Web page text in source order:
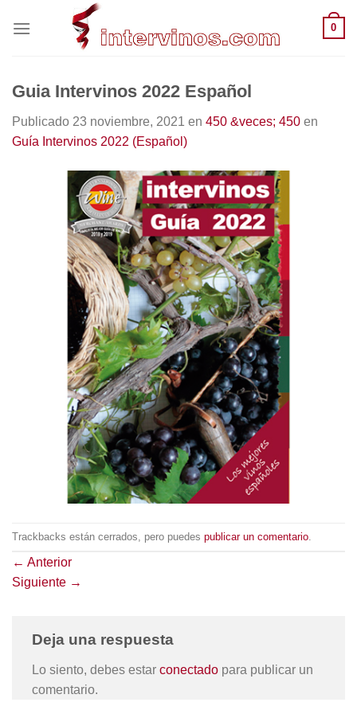
0
Guia Intervinos 2022 Español
Publicado 23 noviembre, 2021 en 450 &veces; 450 en
Guía Intervinos 2022 (Español)
Trackbacks están cerrados, pero puedes publicar un comentario
← Anterior
Siguiente →
Deja una respuesta
Lo siento, debes estar conectado para publicar un
comentario.